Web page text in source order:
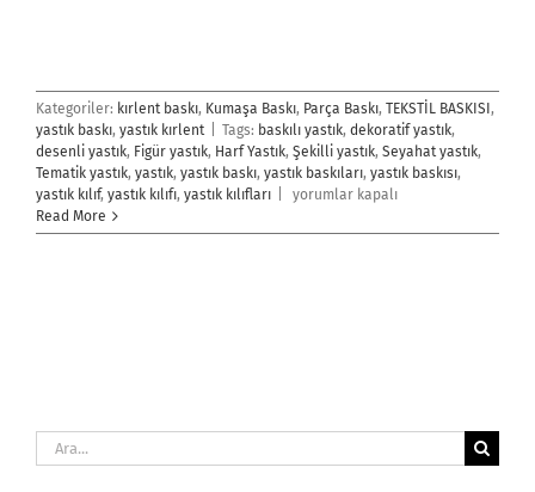
Kategoriler: kırlent baskı, Kumaşa Baskı, Parça Baskı, TEKSTİL BASKISI ,
yastık baskı, yastık kırlent Tags: baskılı yastık, dekoratif yastık,
desenli yastık, Figür yastık, Harf Yastık, Şekilli yastık, Seyahat yastık,
Tematik yastık, yastık, yastık baskı, yastık baskıları, yastık baskısı,
yastık kılıf, yastık kılıfı, yastık kılıfları
Yastık
yorumlar kapalı
Read More
Ara: